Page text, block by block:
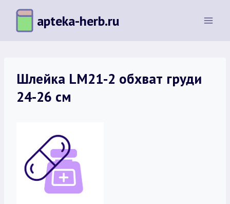
Перейти
содержимому
apteka-herb.ru
Шлейка LM21-2 обхват груди
24-26 см